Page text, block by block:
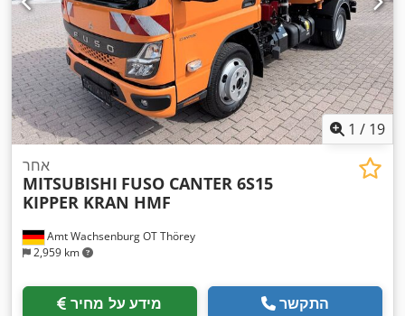
1 / 19
Amt Wachsenburg OT Thörey
2,959 km
אחר
MITSUBISHI FUSO CANTER 6S15
KIPPER KRAN HMF
מידע על מחיר התקשר